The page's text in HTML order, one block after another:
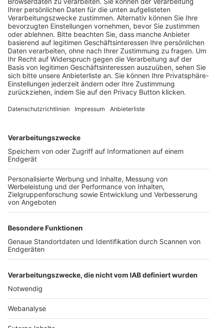
Trainerausbildung
Schulungsangebot Vereinsmitarbeiter
BFV-Geschäftsstellen
Trainerbörse
Login SpielPlus
FOLGE DEM BFV
TOP-VEREINE
TOP-PARTNER
Nutzungsbedingungen Datenschutz Impressum